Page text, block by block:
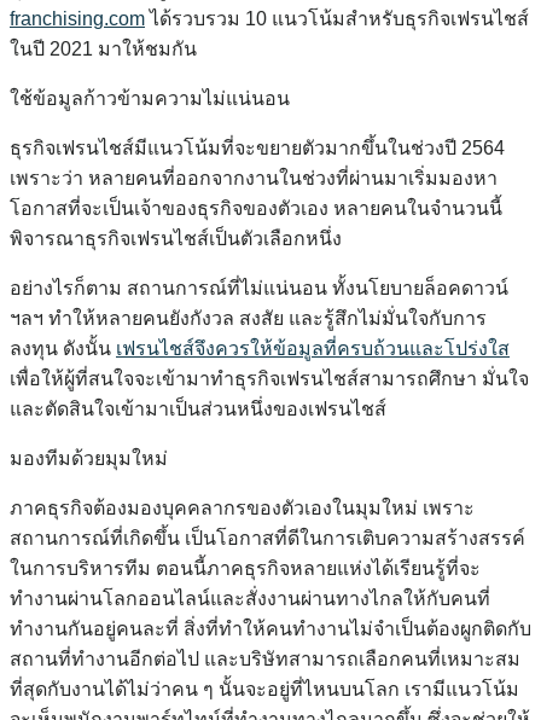
franchising.comได้รวบรวม 10 แนวโน้มสำหรับธุรกิจเฟรนไชส์
ในปี 2021 มาให้ชมกัน
ใช้ข้อมูลก้าวข้ามความไม่แน่นอน
ธุรกิจเฟรนไชส์มีแนวโน้มที่จะขยายตัวมากขึ้นในช่วงปี 2564
เพราะว่า หลายคนที่ออกจากงานในช่วงที่ผ่านมาเริ่มมองหา
โอกาสที่จะเป็นเจ้าของธุรกิจของตัวเอง หลายคนในจำนวนนี้
พิจารณาธุรกิจเฟรนไชส์เป็นตัวเลือกหนึ่ง
อย่างไรก็ตาม สถานการณ์ที่ไม่แน่นอน ทั้งนโยบายล็อคดาวน์
ฯลฯ ทำให้หลายคนยังกังวล สงสัย และรู้สึกไม่มั่นใจกับการ
ลงทุน ดังนั้น เฟรนไชส์จึงควรให้ข้อมูลที่ครบถ้วนและโปร่งใส
เพื่อให้ผู้ที่สนใจจะเข้ามาทำธุรกิจเฟรนไชส์สามารถศึกษา มั่นใจ
และตัดสินใจเข้ามาเป็นส่วนหนึ่งของเฟรนไชส์
มองทีมด้วยมุมใหม่
ภาคธุรกิจต้องมองบุคคลากรของตัวเองในมุมใหม่ เพราะ
สถานการณ์ที่เกิดขึ้น เป็นโอกาสที่ดีในการเติบความสร้างสรรค์
ในการบริหารทีม ตอนนี้ภาคธุรกิจหลายแห่งได้เรียนรู้ที่จะ
ทำงานผ่านโลกออนไลน์และสั่งงานผ่านทางไกลให้กับคนที่
ทำงานกันอยู่คนละที่ สิ่งที่ทำให้คนทำงานไม่จำเป็นต้องผูกติดกับ
สถานที่ทำงานอีกต่อไป และบริษัทสามารถเลือกคนที่เหมาะสม
ที่สุดกับงานได้ไม่ว่าคน ๆ นั้นจะอยู่ที่ไหนบนโลก เรามีแนวโน้ม